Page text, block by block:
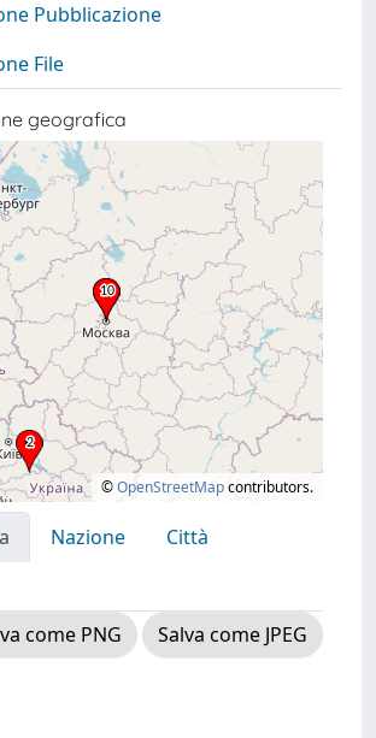
Pubblicazione
File
geografica
©OpenStreetMapcontributors.
Nazione
Città
come PNG
Salva come JPEG